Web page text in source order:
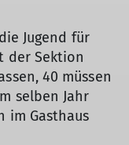
Jugend für
der Sektion
40 müssen
selben Jahr
im Gasthaus